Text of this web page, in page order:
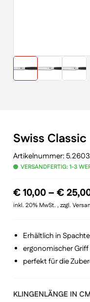
Swiss
Artikelnummer:
VERSANDFERTIG: 1-3
€10,00– €
inkl. 20% MwSt. , zzgl.
Erhältlich in
ergonomischer Griff
perfekt für die
KLINGENLÄNGE IN